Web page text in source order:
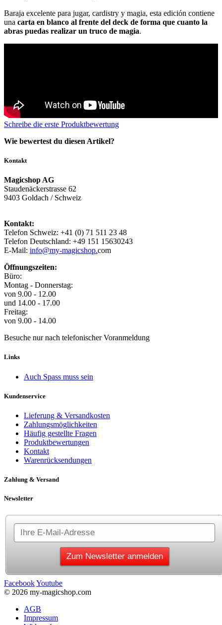
Baraja excelente para jugar, cardistry y magia, esta edición contiene
una carta en blanco al frente del deck de forma que cuanto la
abras puedas realizar un truco de magia.
Schreibe die erste Produktbewertung
Wie bewertest du diesen Artikel?
Kontakt
Magicshop AG
Staudenäckerstrasse 62
9403 Goldach / Schweiz
Kontakt:
Telefon Schweiz: +41 (0) 71 511 23 48
Telefon Deutschland: +49 151 15630243
E-Mail: info@my-magicshop.com
Öffnungszeiten:
Büro:
Montag - Donnerstag:
von 9.00 - 12.00
und 14.00 - 17.00
Freitag:
von 9.00 - 14.00
Besuche nur nach telefonischer Voranmeldung
Links
Auch Spass muss sein
Kundenservice
Lieferung & Versandkosten
Zahlungsmöglichkeiten
Häufig gestellte Fragen
Produktbewertungen
Kontakt
Warenrücksendungen
Zahlung & Versand
Newsletter
FacebookYoutube
© 2026 my-magicshop.com
AGB
Impressum